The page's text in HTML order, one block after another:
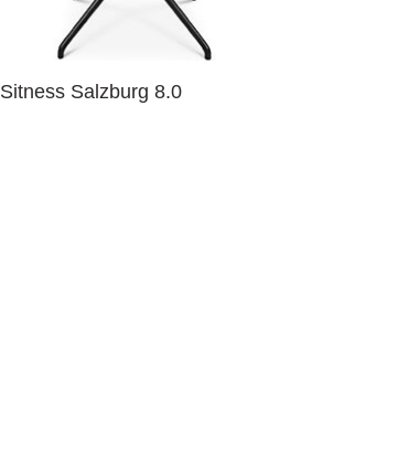
Sitness Salzburg 8.0